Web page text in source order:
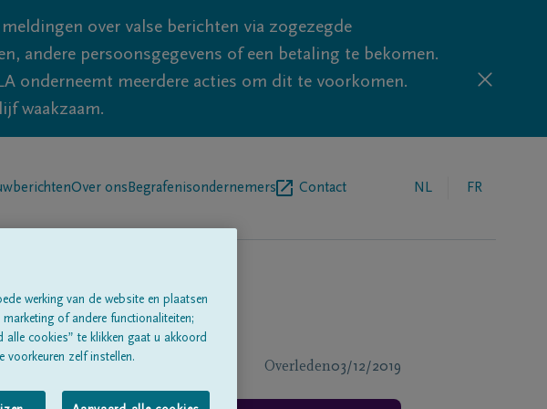
over valse berichten via zogezegde
andere persoonsgegevens of een betaling te bekomen.
onderneemt meerdere acties om dit te voorkomen.
waakzaam.
Over ons Begrafenisondernemers Contact NL FR
Overleden03/12/2019
werking van de website en plaatsen
of andere functionaliteiten;
cookies” te klikken gaat u akkoord
zelf instellen.